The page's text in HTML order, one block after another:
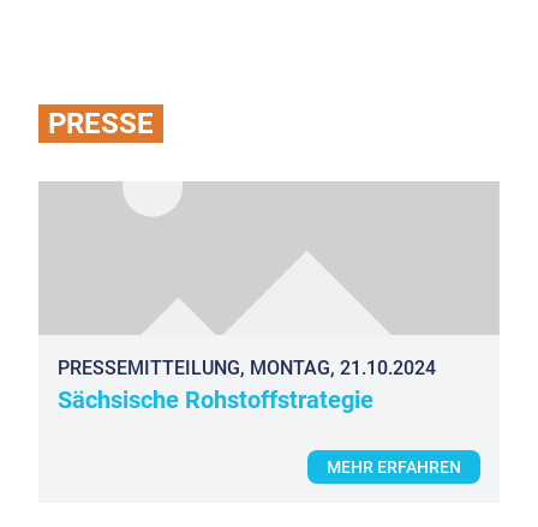
PRESSE
PRESSEMITTEILUNG, MONTAG, 21.10.2024
Sächsische Rohstoffstrategie
MEHR ERFAHREN